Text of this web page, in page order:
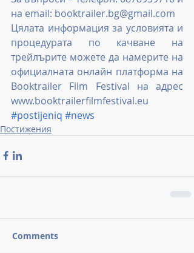
на email: booktrailer.bg@gmail.com
Цялата информация за условията и
процедурата по качване на
трейлърите можете да намерите на
официалната онлайн платформа на
Booktrailer Film Festival на адрес
www.booktrailerfilmfestival.eu
#postijeniq #news
Постижения
Comments